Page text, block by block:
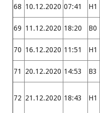
68 10.12.2020 07:41 H1
69 11.12.2020 18:20 B0
70 16.12.2020 11:51 H1
71 20.12.2020 14:53 B3
72 21.12.2020 18:43 H1